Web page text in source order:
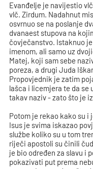
Evanđelje je navijestio
vlč. Zirdum. Nadahnut
osvrnuo se na poslanje
dvanaest stupova na
čovječanstvo. Istaknuo
imenom, ali samo uz
Matej, koji sam sebe
poreza, a drugi Juda
Propovjednik je zatim
lašca i licemjera te da se
takav naziv - zato što je
Potom je rekao kako su i
Isus je svima iskazao
službe koliko su u tom
riječi apostoli su činili
je bio određen za slavu i
pokazivati put prema